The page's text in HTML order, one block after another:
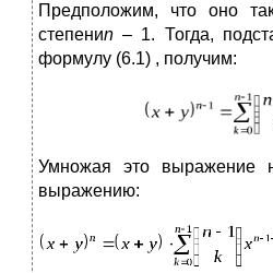
Предположим, что оно
степениn – 1. Тогда,
формулу (6.1) , получим:
Умножая это выражение
выражению: